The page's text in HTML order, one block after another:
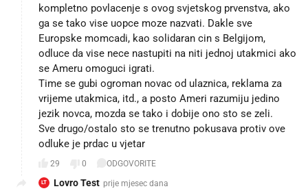
kompletno povlacenje s ovog svjetskog prvenstva, ako
ga se tako vise uopce moze nazvati. Dakle sve
Europske momcadi, kao solidaran cin s Belgijom,
odluce da vise nece nastupiti na niti jednoj utakmici ako
se Ameru omoguci igrati.
Time se gubi ogroman novac od ulaznica, reklama za
vrijeme utakmica, itd., a posto Ameri razumiju jedino
jezik novca, mozda se tako i dobije ono sto se zeli.
Sve drugo/ostalo sto se trenutno pokusava protiv ove
odluke je prdac u vjetar
29 0 ODGOVORITE
LT Lovro Test prije mjesec dana